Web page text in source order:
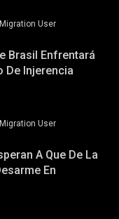
User
Brasil Enfrentará
De Injerencia
User
A Que De La
En